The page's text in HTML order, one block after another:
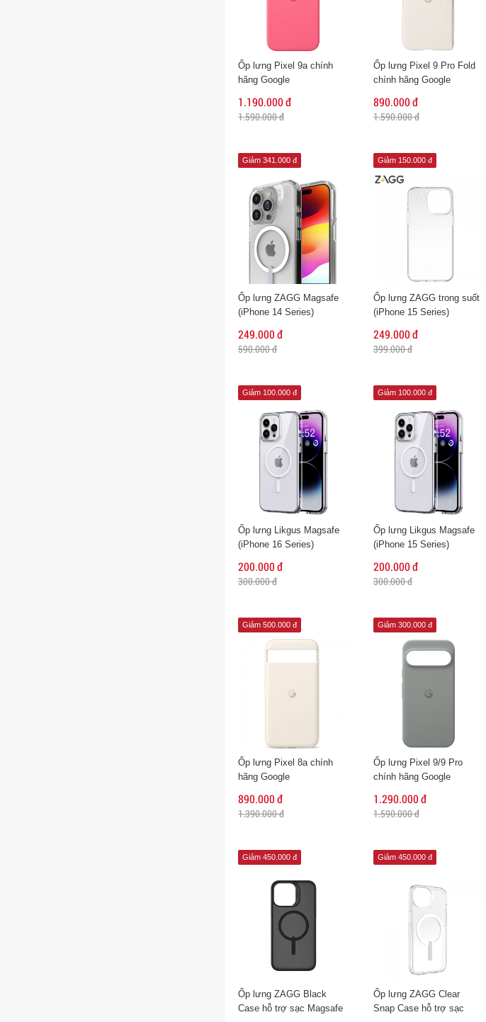
Ốp lưng Pixel 9a chính
hãng Google
1.190.000 đ
1.590.000 đ
Ốp lưng Pixel 9 Pro Fold
chính hãng Google
890.000 đ
1.590.000 đ
Giảm 341.000 đ
Ốp lưng ZAGG Magsafe
(iPhone 14 Series)
249.000 đ
590.000 đ
Giảm 150.000 đ
Ốp lưng ZAGG trong suốt
(iPhone 15 Series)
249.000 đ
399.000 đ
Giảm 100.000 đ
Ốp lưng Likgus Magsafe
(iPhone 16 Series)
200.000 đ
300.000 đ
Giảm 100.000 đ
Ốp lưng Likgus Magsafe
(iPhone 15 Series)
200.000 đ
300.000 đ
Giảm 500.000 đ
Ốp lưng Pixel 8a chính
hãng Google
890.000 đ
1.390.000 đ
Giảm 300.000 đ
Ốp lưng Pixel 9/9 Pro
chính hãng Google
1.290.000 đ
1.590.000 đ
Giảm 450.000 đ
Ốp lưng ZAGG Black
Case hỗ trợ sạc Magsafe
Giảm 450.000 đ
Ốp lưng ZAGG Clear
Snap Case hỗ trợ sạc